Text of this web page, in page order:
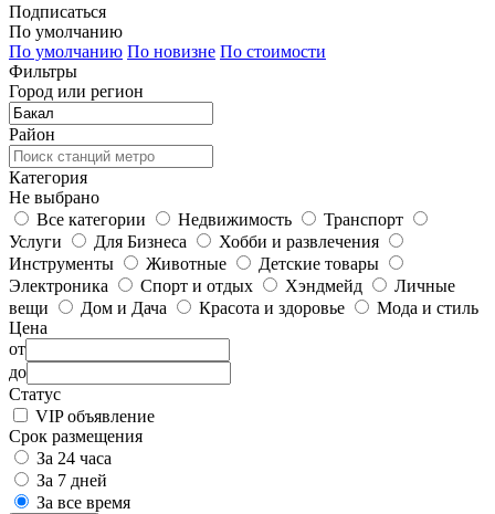
Подписаться
По умолчанию
По умолчанию По новизне По стоимости
Фильтры
Город или регион
Район
Категория
Не выбрано
Все категории
Недвижимость
Транспорт
Услуги
Для Бизнеса
Хобби и развлечения
Инструменты
Животные
Детские товары
Электроника
Спорт и отдых Хэндмейд
Личные
вещи
Дом и Дача Красота и здоровье
Мода и стиль
Цена
от
до
Статус
VIP объявление
Срок размещения
За 24 часа
За 7 дней
За все время